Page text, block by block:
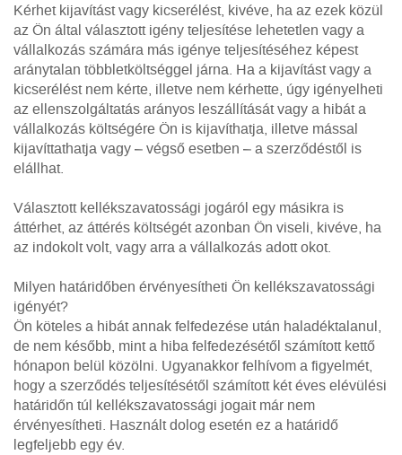
Kérhet kijavítást vagy kicserélést, kivéve, ha az ezek közül
az Ön által választott igény teljesítése lehetetlen vagy a
vállalkozás számára más igénye teljesítéséhez képest
aránytalan többletköltséggel járna. Ha a kijavítást vagy a
kicserélést nem kérte, illetve nem kérhette, úgy igényelheti
az ellenszolgáltatás arányos leszállítását vagy a hibát a
vállalkozás költségére Ön is kijavíthatja, illetve mással
kijavíttathatja vagy – végső esetben – a szerződéstől is
elállhat.
Választott kellékszavatossági jogáról egy másikra is
áttérhet, az áttérés költségét azonban Ön viseli, kivéve, ha
az indokolt volt, vagy arra a vállalkozás adott okot.
Milyen határidőben érvényesítheti Ön kellékszavatossági
igényét?
Ön köteles a hibát annak felfedezése után haladéktalanul,
de nem később, mint a hiba felfedezésétől számított kettő
hónapon belül közölni. Ugyanakkor felhívom a figyelmét,
hogy a szerződés teljesítésétől számított két éves elévülési
határidőn túl kellékszavatossági jogait már nem
érvényesítheti. Használt dolog esetén ez a határidő
legfeljebb egy év.